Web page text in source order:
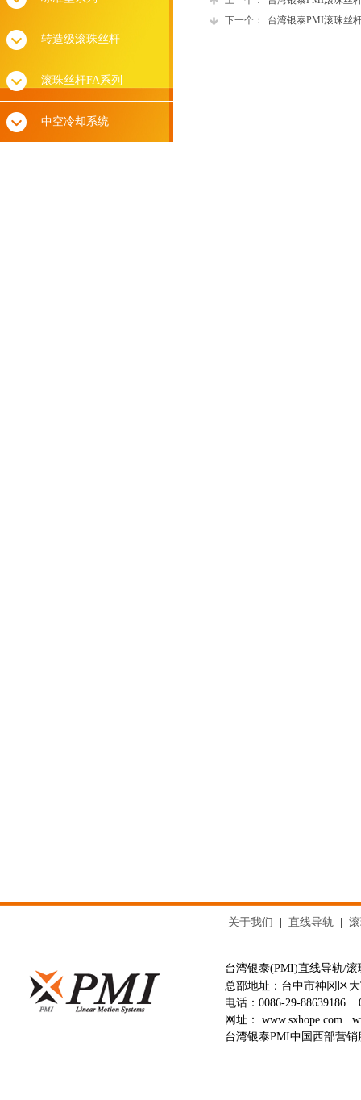
下一个：
台湾银泰PMI滚珠丝
转造级滚珠丝杆
滚珠丝杆FA系列
中空冷却系统
关于我们 直线导轨
台湾银泰(PMI)直线导轨/
总部地址：台中市神冈区
电话： 0086-29-88639186
网址： www.sxhope.com
台湾银泰PMI中国西部营